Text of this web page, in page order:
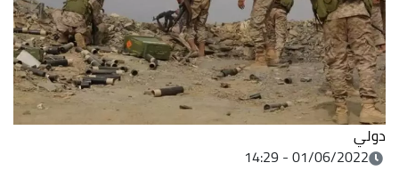
دولي
01/06/2022 - 14:29